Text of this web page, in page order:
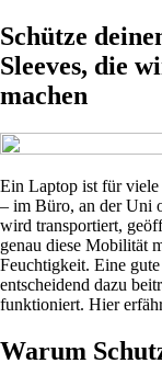
Schütze
Sleeves, die
machen
Ein Laptop ist für viele
– im Büro, an der Uni
wird transportiert,
genau diese Mobilität
Feuchtigkeit. Eine gute
entscheidend dazu
funktioniert. Hier
Warum